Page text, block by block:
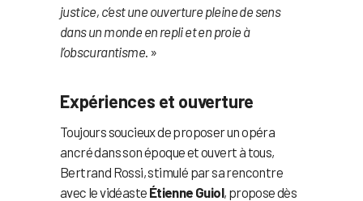
justice, c’est une ouverture pleine de sens
dans un monde en repli et en proie à
l’obscurantisme . »
Expériences et ouverture
Toujours soucieux de proposer un opéra
ancré dans son époque et ouvert à tous,
Bertrand Rossi, stimulé par sa rencontre
avec le vidéaste Étienne Guiol, propose dès